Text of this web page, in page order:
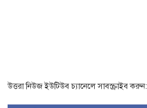
উত্তরা নিউজ ইউটিউব চ্যানেলে সাবস্ক্রাইব করুন: